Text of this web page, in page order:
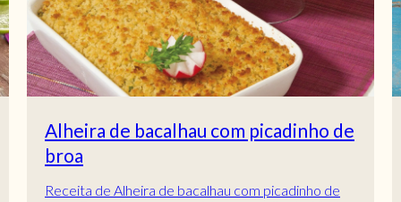
Alheira de bacalhau com picadinho de
broa
Receita de Alheira de bacalhau com picadinho de